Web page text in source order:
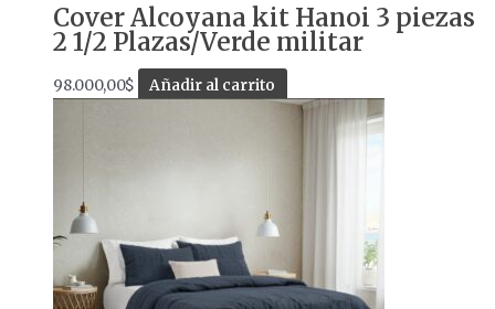
Cover Alcoyana kit Hanoi 3 piezas
2 1/2 Plazas/Verde militar
98.000,00$ Añadir al carrito